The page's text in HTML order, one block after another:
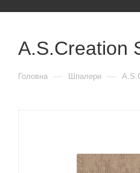
A.S.Creation
Головна — Шпалери —